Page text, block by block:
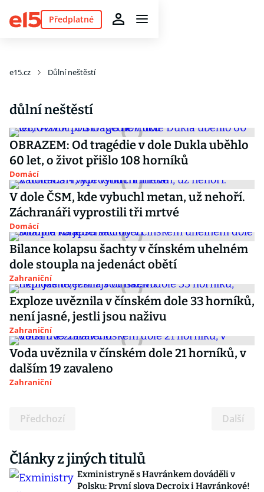
Předplatné
e15.cz Důlní neštěstí
důlní neštěstí
OBRAZEM: Od tragédie v dole Dukla uběhlo
60 let, o život přišlo 108 horníků
Domácí
V dole ČSM, kde vybuchl metan, už nehoří.
Záchranáři vyprostili tři mrtvé
Domácí
Bilance kolapsu šachty v čínském uhelném
dole stoupla na jedenáct obětí
Zahraniční
Exploze uvěznila v čínském dole 33 horníků,
není jasné, jestli jsou naživu
Zahraniční
Voda uvěznila v čínském dole 21 horníků, v
dalším 19 zavaleno
Zahraniční
Předchozí Další
Články z jiných titulů
Exministryně s Havránkem dováděli v
Polsku: První slova Decroix i Havránkové!